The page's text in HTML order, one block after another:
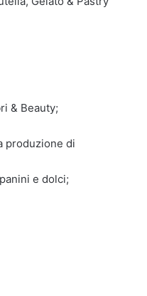
& Beauty;
produzione di
e dolci;